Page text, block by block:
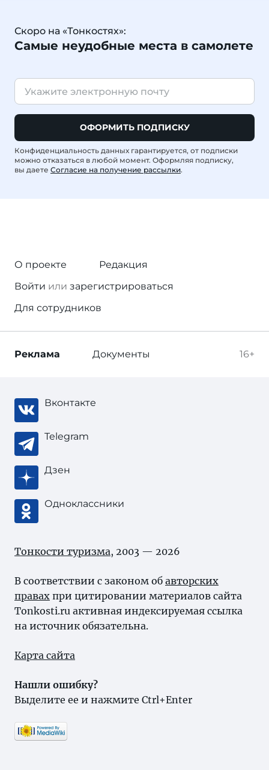
Скоро на «Тонкостях»:
Самые неудобные места в самолете
ОФОРМИТЬ ПОДПИСКУ
Конфиденциальность данных гарантируется, от подписки
можно отказаться в любой момент. Оформляя подписку,
вы даете Согласие на получение рассылки.
О проекте
Редакция
Войти или зарегистрироваться
Для сотрудников
16+
Реклама Документы
Вконтакте
Telegram
Дзен
Одноклассники
Тонкости туризма, 2003 — 2026
В соответствии с законом об авторских
правах при цитировании материалов сайта
Tonkosti.ru активная индексируемая ссылка
на источник обязательна.
Карта сайта
Нашли ошибку?
Выделите ее и нажмите Ctrl+Enter